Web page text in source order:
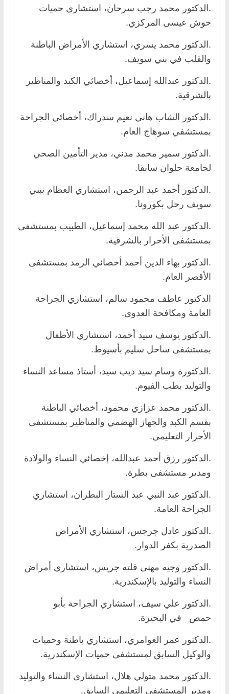
.الدكتور محمد رجب سرحان، استشاري حميات
حوش عيسى المركزي.
.الدكتور محمد يسري، استشاري الأمراض الباطنة
والقلب في بني سويف.
.الدكتور عبدالله إسماعيل، أخصائي الكبد والمناظير
بالشرقية.
.الدكتور الشاب هاني نعيم سدراك، أخصائي الجراحة
بمستشفي سوهاج العام.
.الدكتور سمير محمد مدني، مدير التأمين الصحي
لجامعة حلوان سابقا.
.الدكتور أحمد عبد الرحمن، استشاري العظام ببني
سويف رحل بكورونا.
.الدكتور عبد الله محمد إسماعيل، الطبيب بمستشفى
بمستشفى الأحرار بالشرقية.
.الدكتور بهاء الدين أحمد أخصائي الرمد بمستشفى
الأقصر العام.
الدكتور عاطف محمود سالم، استشاري الجراحة
العامة ومكافحة العدوى.
.الدكتور يوسف سيد أحمد، استشاري الأطفال
بمستشفى ساحل سليم بأسيوط.
.الدكتورة وسام سيد ديب سيد، أستاذ مساعد النساء
والتوليد بطب الفيوم.
.الدكتور محمد عزازي محمود، أخصائي الباطنة
بقسم الكبد والجهاز الهضمي والمناظير بمستشفى
الأحرار التعليمي.
.الدكتور رزق أحمد عبدالله، إخصائي النساء والولادة
ومدير مستشفى بطرة.
.الدكتور عبد النبي عبد الستار البطران، استشاري
الجراحة العامة.
.الدكتور عادل جرجس، استشاري الأمراض
الصدرية بكفر الدوار.
.الدكتور وجيه مهنى قلته جريس، استشاري أمراض
النساء والتوليد بالإسكندرية.
.الدكتور علي سيف، استشاري الجراحة بأبو
حمص في البحيرة.
.الدكتور عمر العوامري، استشاري باطنة وحميات
والوكيل السابق لمستشفى حميات الإسكندرية.
.الدكتور محمد متولي هلال، استشارى النساء والتوليد
ومدير المستشفى التعليمي السابق.